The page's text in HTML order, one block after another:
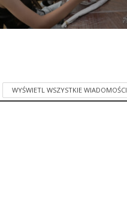
WYŚWIETL WSZYSTKIE WIADOMOŚCI